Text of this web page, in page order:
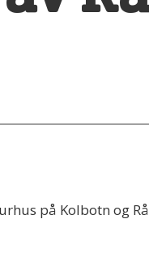
på Kolbotn og